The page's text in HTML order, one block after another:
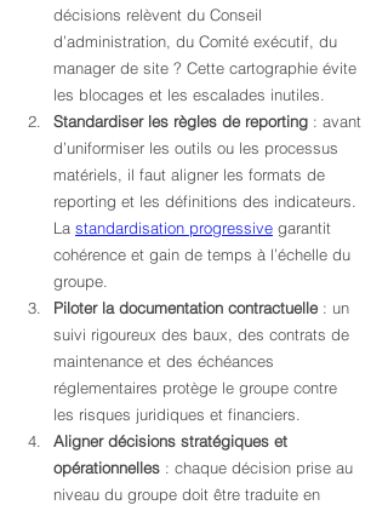
décisions relèvent du Conseil
d’administration, du Comité exécutif, du
manager de site ? Cette cartographie évite
les blocages et les escalades inutiles.
Standardiser les règles de reporting : avant
d’uniformiser les outils ou les processus
matériels, il faut aligner les formats de
reporting et les définitions des indicateurs.
La standardisation progressive garantit
cohérence et gain de temps à l’échelle du
groupe.
Piloter la documentation contractuelle : un
suivi rigoureux des baux, des contrats de
maintenance et des échéances
réglementaires protège le groupe contre
les risques juridiques et financiers.
Aligner décisions stratégiques et
opérationnelles : chaque décision prise au
niveau du groupe doit être traduite en